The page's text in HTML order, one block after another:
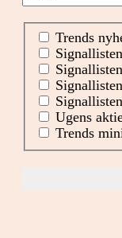
Trends
Ugens
Trends